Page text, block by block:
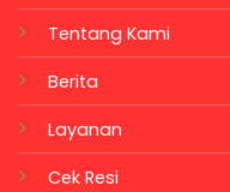
Tentang Kami
Berita
Layanan
Cek Resi